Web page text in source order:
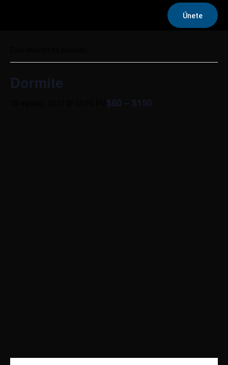
Únete
Dormite
$80 – $150